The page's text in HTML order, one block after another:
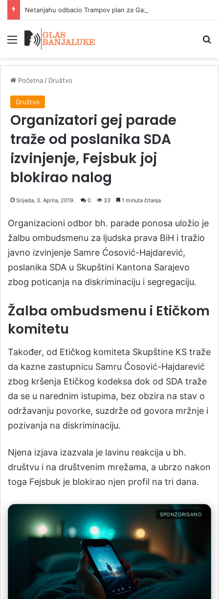
Netanjahu odbacio Trampov plan za Gazu
Meni
Početna / Društvo
Društvo
Organizatori gej parade
traže od poslanika SDA
izvinjenje, Fejsbuk joj
blokirao nalog
Srijeda, 3. Aprila, 2019. 0 33 1 minuta čitanja
Organizacioni odbor bh. parade ponosa uložio je
žalbu ombudsmenu za ljudska prava BiH i tražio
javno izvinjenje Samre Ćosović-Hajdarević,
poslanika SDA u Skupštini Kantona Sarajevo
zbog poticanja na diskriminaciju i segregaciju.
Žalba ombudsmenu i Etičkom
komitetu
Također, od Etičkog komiteta Skupštine KS traže
da kazne zastupnicu Samru Ćosović-Hajdarević
zbog kršenja Etičkog kodeksa dok od SDA traže
da se u narednim istupima, bez obzira na stav o
održavanju povorke, suzdrže od govora mržnje i
pozivanja na diskriminaciju.
Njena izjava izazvala je lavinu reakcija u bh.
društvu i na društvenim mrežama, a ubrzo nakon
toga Fejsbuk je blokirao njen profil na tri dana.
SPONZORISANO